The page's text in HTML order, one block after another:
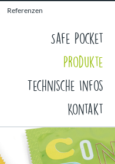
Referenzen
Safe Pocket
Produkte
Technische Infos
Kontakt